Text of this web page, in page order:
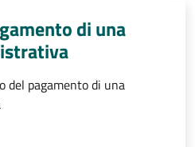
di una
del pagamento di una